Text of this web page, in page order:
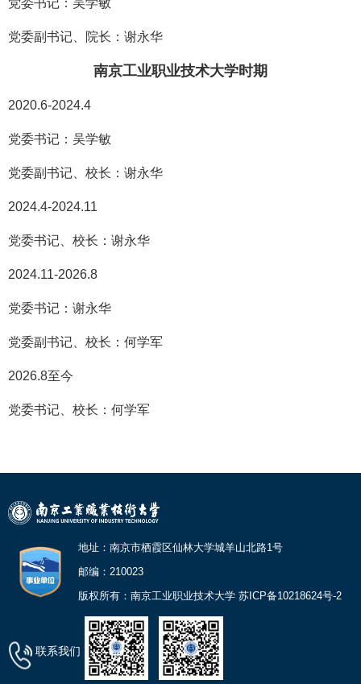
党委副书记、院长：谢永华
南京工业职业技术大学时期
2020.6-2024.4
党委书记：吴学敏
党委副书记、校长：谢永华
2024.4-2024.11
党委书记、校长：谢永华
2024.11-2026.8
党委书记：谢永华
党委副书记、校长：何学军
2026.8至今
党委书记、校长：何学军
地址：南京市栖霞区仙林大学城羊山北路1号
邮编：210023
版权所有：南京工业职业技术大学 苏ICP备10218624号-2
联系我们